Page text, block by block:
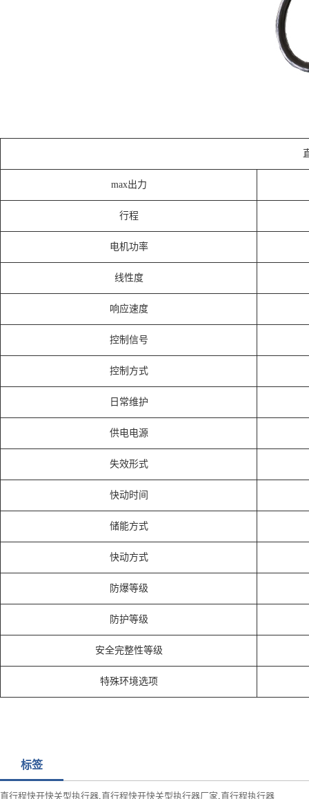
max出力
行程
电机功率
线性度
响应速度
控制信号
控制方式
日常维护
供电电源
失效形式
快动时间
储能方式
快动方式
防爆等级
防护等级
安全完整性等级
特殊环境选项
标签
直行程快开快关型执行器,直行程快开快关型执行器厂家,直行程执行器